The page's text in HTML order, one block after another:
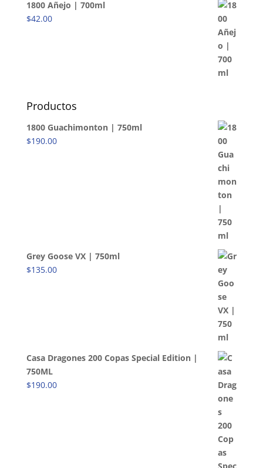
1800 Añejo | 700ml
$42.00
Productos
1800 Guachimonton | 750ml
$190.00
Grey Goose VX | 750ml
$135.00
Casa Dragones 200 Copas Special Edition |
750ML
$190.00